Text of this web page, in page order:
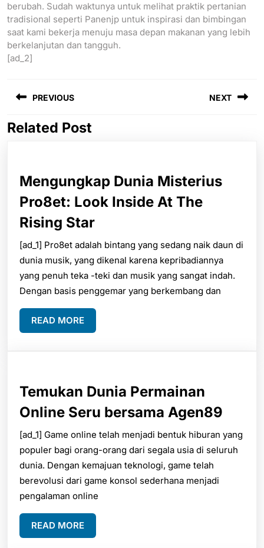
berubah. Sudah waktunya untuk melihat praktik pertanian
tradisional seperti Panenjp untuk inspirasi dan bimbingan
saat kami bekerja menuju masa depan makanan yang lebih
berkelanjutan dan tangguh.
[ad_2]
navigation
PREVIOUS
Previous
NEXT
Related Post
Mengungkap Dunia Misterius
Pro8et: Look Inside At The
Rising StarMengungkap
Dunia
Misterius
Pro8et:
Rising
Star
[ad_1] Pro8et adalah bintang yang sedang naik daun di
dunia musik, yang dikenal karena kepribadiannya
yang penuh teka -teki dan musik yang sangat indah.
Dengan basis penggemar yang berkembang dan
READ MOREREAD
MORE
Temukan Dunia Permainan
Online Seru bersama Agen89
Dunia
[ad_1] Game online telah menjadi bentuk hiburan yang
populer bagi orang-orang dari segala usia di seluruh
dunia. Dengan kemajuan teknologi, game telah
berevolusi dari game konsol sederhana menjadi
pengalaman online
READ MOREREAD
MORE